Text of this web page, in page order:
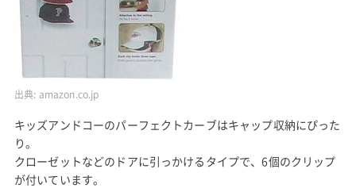
出典: amazon.co.jp
キッズアンドコーのパーフェクトカーブはキャップ収納にぴった
り。
クローゼットなどのドアに引っかけるタイプで、6個のクリップ
が付いています。